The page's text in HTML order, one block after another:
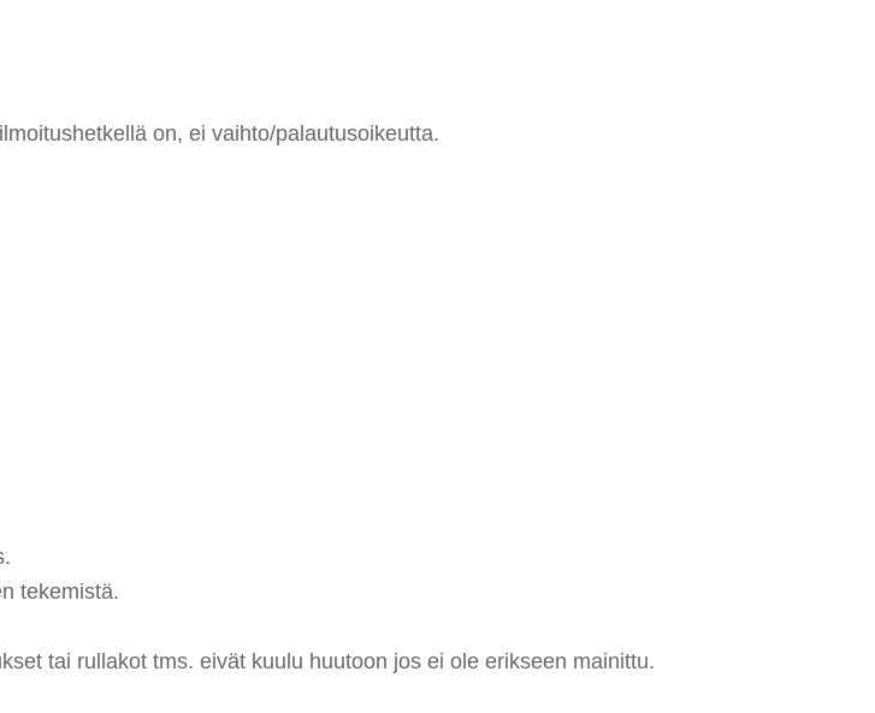
on, ei vaihto/palautusoikeutta.
tekemistä.
tai rullakot tms. eivät kuulu huutoon jos ei ole erikseen mainittu.